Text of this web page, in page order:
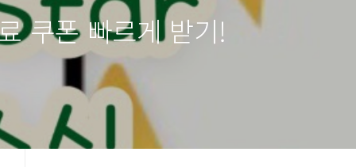
쿠폰 빠르게 받기!